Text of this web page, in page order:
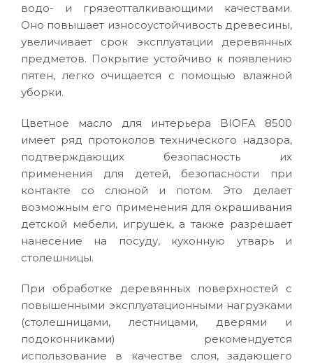
водо- и грязеотталкивающими качествами.
Оно повышает износоустойчивость древесины,
увеличивает срок эксплуатации деревянных
предметов. Покрытие устойчиво к появлению
пятен, легко очищается с помощью влажной
уборки.
Цветное масло для интерьера BIOFA 8500
имеет ряд протоколов технического надзора,
подтверждающих безопасность их
применения для детей, безопасности при
контакте со слюной и потом. Это делает
возможным его применения для окрашивания
детской мебели, игрушек, а также разрешает
нанесение на посуду, кухонную утварь и
столешницы.
При обработке деревянных поверхностей с
повышенными эксплуатационными нагрузками
(столешницами, лестницами, дверями и
подоконниками) рекомендуется
использование в качестве слоя, задающего